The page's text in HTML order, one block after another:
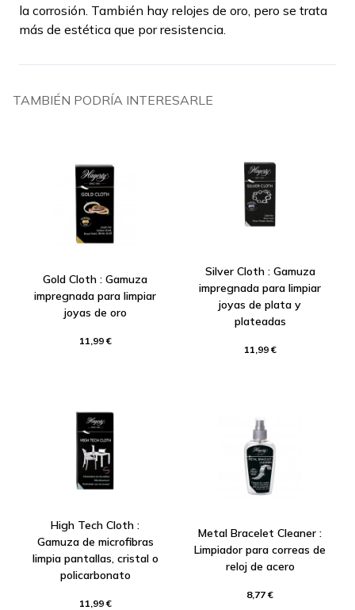
la corrosión. También hay relojes de oro, pero se trata
más de estética que por resistencia.
TAMBIÉN PODRÍA INTERESARLE
Gold Cloth : Gamuza
impregnada para limpiar
joyas de oro
11,99 €
Silver Cloth : Gamuza
impregnada para limpiar
joyas de plata y
plateadas
11,99 €
High Tech Cloth :
Gamuza de microfibras
limpia pantallas, cristal o
policarbonato
11,99 €
Metal Bracelet Cleaner :
Limpiador para correas de
reloj de acero
8,77 €